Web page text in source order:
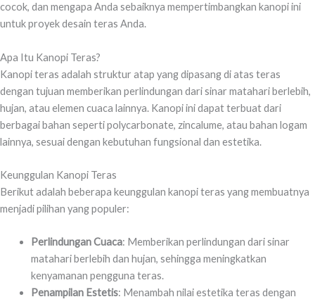
cocok, dan mengapa Anda sebaiknya mempertimbangkan kanopi ini
untuk proyek desain teras Anda.
Apa Itu Kanopi Teras?
Kanopi teras adalah struktur atap yang dipasang di atas teras
dengan tujuan memberikan perlindungan dari sinar matahari berlebih,
hujan, atau elemen cuaca lainnya. Kanopi ini dapat terbuat dari
berbagai bahan seperti polycarbonate, zincalume, atau bahan logam
lainnya, sesuai dengan kebutuhan fungsional dan estetika.
Keunggulan Kanopi Teras
Berikut adalah beberapa keunggulan kanopi teras yang membuatnya
menjadi pilihan yang populer:
Perlindungan Cuaca: Memberikan perlindungan dari sinar
matahari berlebih dan hujan, sehingga meningkatkan
kenyamanan pengguna teras.
Penampilan Estetis: Menambah nilai estetika teras dengan